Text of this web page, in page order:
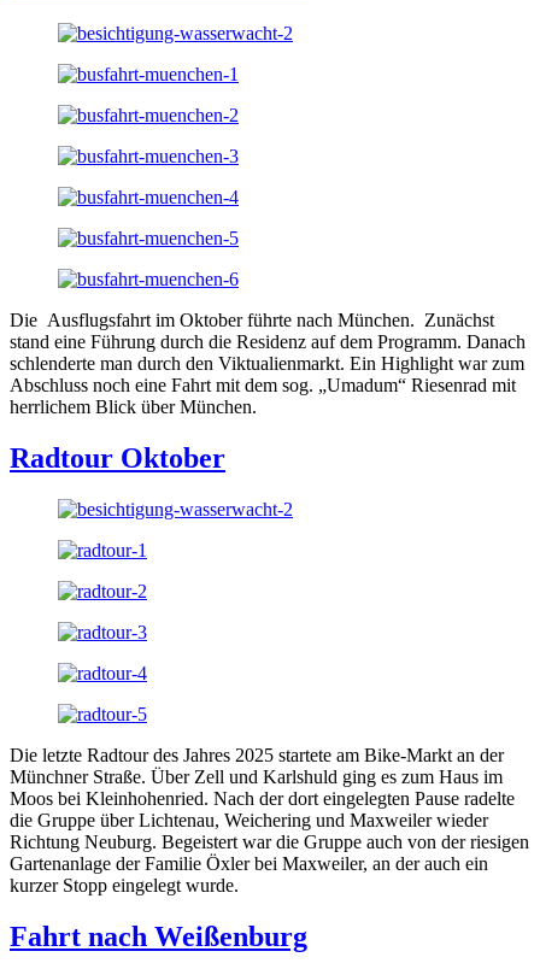
Die Ausflugsfahrt im Oktober führte nach München. Zunächst
stand eine Führung durch die Residenz auf dem Programm. Danach
schlenderte man durch den Viktualienmarkt. Ein Highlight war zum
Abschluss noch eine Fahrt mit dem sog. „Umadum“ Riesenrad mit
herrlichem Blick über München.
Radtour Oktober
Die letzte Radtour des Jahres 2025 startete am Bike-Markt an der
Münchner Straße. Über Zell und Karlshuld ging es zum Haus im
Moos bei Kleinhohenried. Nach der dort eingelegten Pause radelte
die Gruppe über Lichtenau, Weichering und Maxweiler wieder
Richtung Neuburg. Begeistert war die Gruppe auch von der riesigen
Gartenanlage der Familie Öxler bei Maxweiler, an der auch ein
kurzer Stopp eingelegt wurde.
Fahrt nach Weißenburg